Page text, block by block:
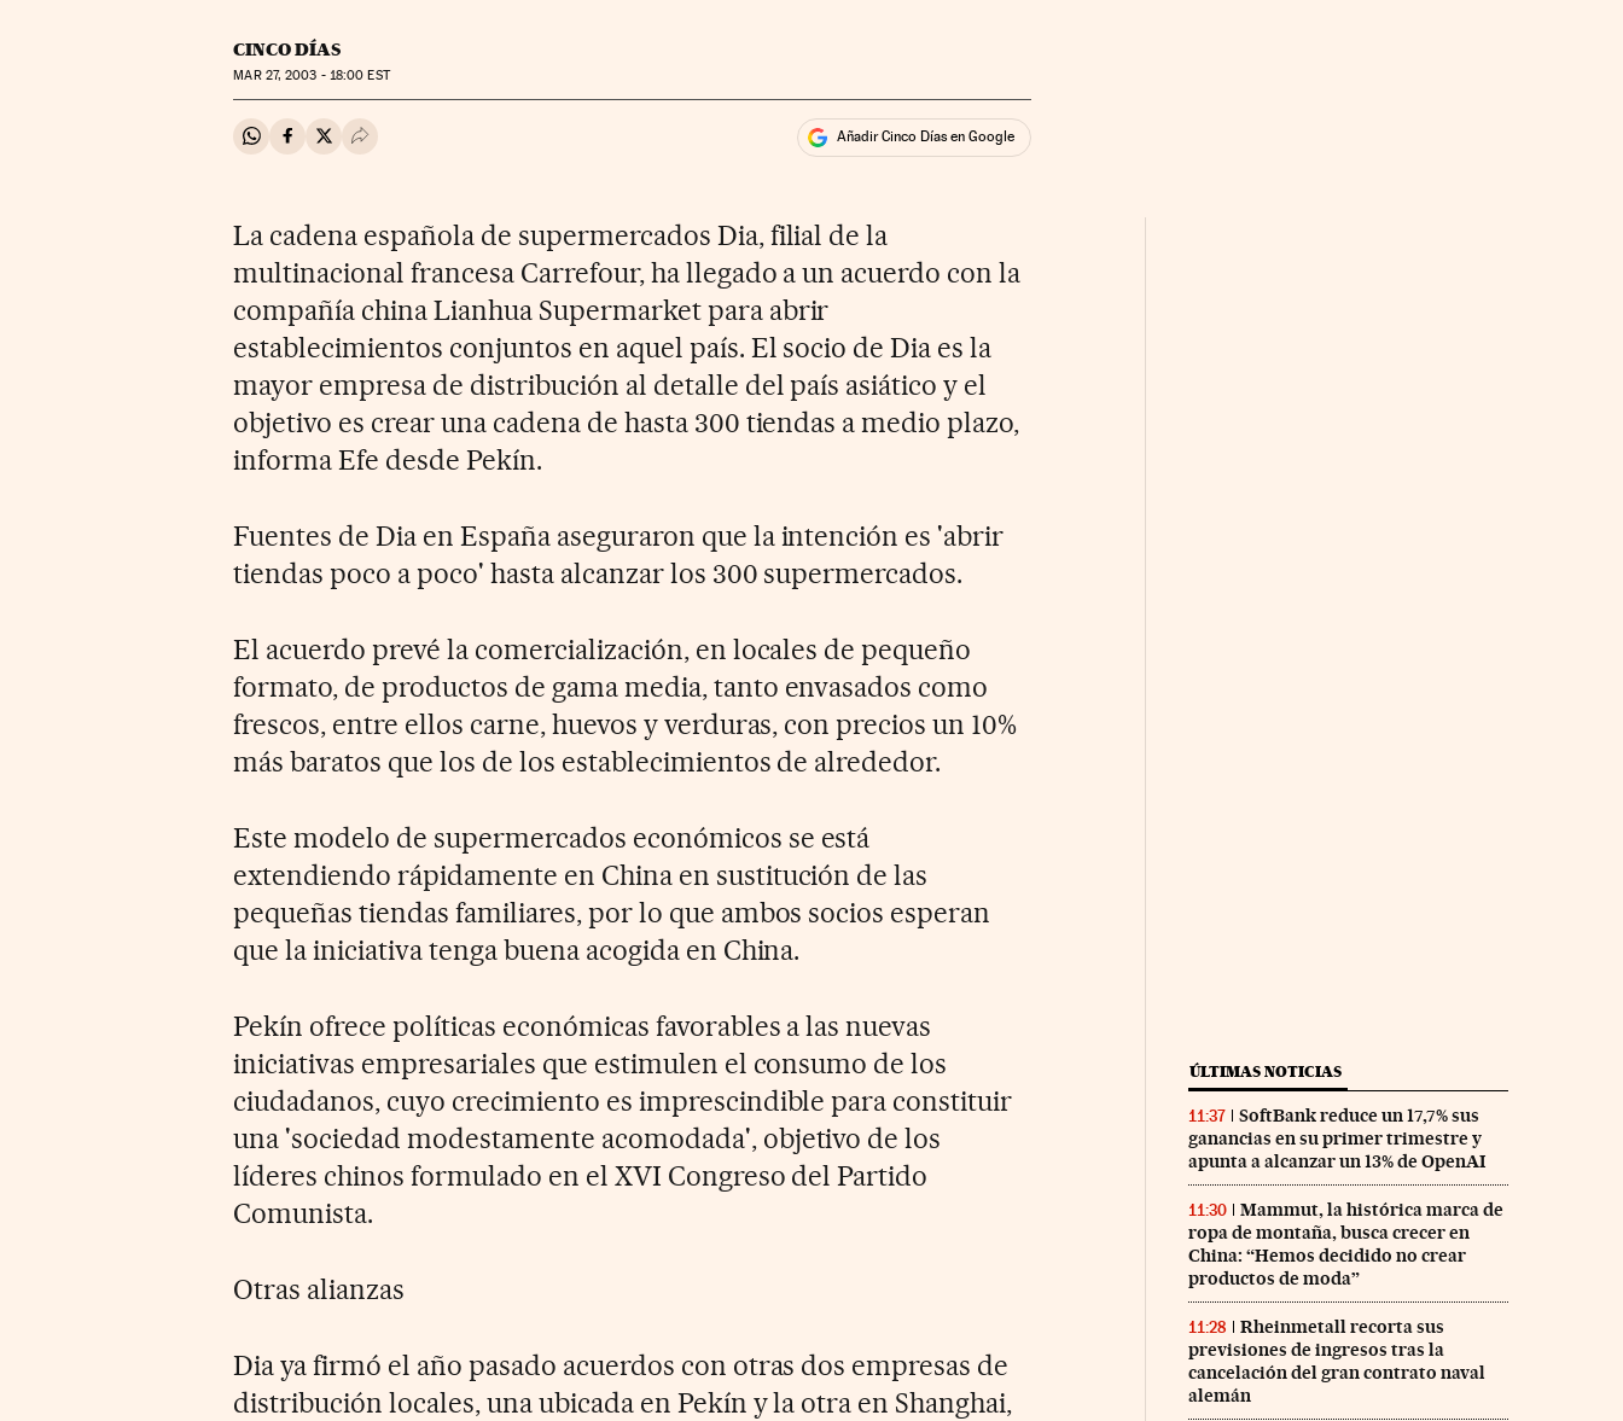
CINCO DÍAS
MAR27, 2003 - 18:00 EST
Compartir en Whatsapp
Compartir en Facebook
Compartir en Twitter
Desplegar Redes Sociales Añadir Cinco Días en Google
La cadena española de supermercados Dia, filial de la
multinacional francesa Carrefour, ha llegado a un acuerdo con la
compañía china Lianhua Supermarket para abrir
establecimientos conjuntos en aquel país. El socio de Dia es la
mayor empresa de distribución al detalle del país asiático y el
objetivo es crear una cadena de hasta 300 tiendas a medio plazo,
informa Efe desde Pekín.
Fuentes de Dia en España aseguraron que la intención es 'abrir
tiendas poco a poco' hasta alcanzar los 300 supermercados.
El acuerdo prevé la comercialización, en locales de pequeño
formato, de productos de gama media, tanto envasados como
frescos, entre ellos carne, huevos y verduras, con precios un 10%
más baratos que los de los establecimientos de alrededor.
Este modelo de supermercados económicos se está
extendiendo rápidamente en China en sustitución de las
pequeñas tiendas familiares, por lo que ambos socios esperan
que la iniciativa tenga buena acogida en China.
Pekín ofrece políticas económicas favorables a las nuevas
iniciativas empresariales que estimulen el consumo de los
ciudadanos, cuyo crecimiento es imprescindible para constituir
una 'sociedad modestamente acomodada', objetivo de los
líderes chinos formulado en el XVI Congreso del Partido
Comunista.
Otras alianzas
Dia ya firmó el año pasado acuerdos con otras dos empresas de
distribución locales, una ubicada en Pekín y la otra en Shanghai,
ÚLTIMAS NOTICIAS
11:37
SoftBank reduce un 17,7% sus
ganancias en su primer trimestre y
apunta a alcanzar un 13% de OpenAI
11:30
Mammut, la histórica marca de
ropa de montaña, busca crecer en
China: “Hemos decidido no crear
productos de moda”
11:28
Rheinmetall recorta sus
previsiones de ingresos tras la
cancelación del gran contrato naval
alemán